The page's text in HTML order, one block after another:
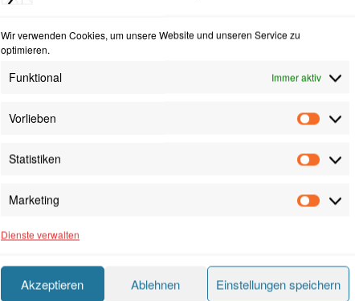
Wir verwenden Cookies, um unsere Website und unseren Service zu
optimieren.
Funktional Immer aktiv
Vorlieben
Statistiken
Marketing
Dienste verwalten
Akzeptieren Ablehnen Einstellungen speichern